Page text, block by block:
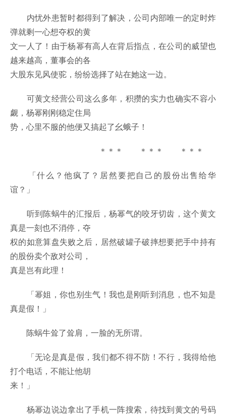
内忧外患暂时都得到了解决，公司内部唯一的定时炸
弹就剩一心想夺权的黄
文一人了！由于杨幂有高人在背后指点，在公司的威望也
越来越高，董事会的各
大股东见风使驼，纷纷选择了站在她这一边。
可黄文经营公司这么多年，积攒的实力也确实不容小
觑，杨幂刚刚稳定住局
势，心里不服的他便又搞起了幺蛾子！
＊＊＊ ＊＊＊ ＊＊＊
「什么？他疯了？居然要把自己的股份出售给华
谊？」
听到陈蜗牛的汇报后，杨幂气的咬牙切齿，这个黄文
真是一刻也不消停，夺
权的如意算盘失败之后，居然破罐子破摔想要把手中持有
的股份卖个敌对公司，
真是岂有此理！
「幂姐，你也别生气！我也是刚听到消息，也不知是
真是假！」
陈蜗牛耸了耸肩，一脸的无所谓。
「无论是真是假，我们都不得不防！不行，我得给他
打个电话，不能让他胡
来！」
杨幂边说边拿出了手机一阵搜索，待找到黄文的号码